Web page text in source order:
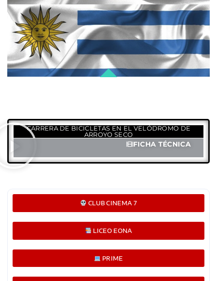
CARRERA DE BICICLETAS EN EL VELÓDROMO DE
ARROYO SECO
FICHA TÉCNICA
CLUB CINEMA 7
LICEO EONA
PRIME